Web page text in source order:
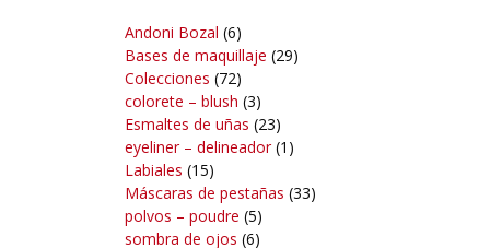
Andoni Bozal (6)
Bases de maquillaje (29)
Colecciones (72)
colorete – blush (3)
Esmaltes de uñas (23)
eyeliner – delineador(1)
Labiales (15)
Máscaras de pestañas (33)
polvos – poudre (5)
sombra de ojos (6)